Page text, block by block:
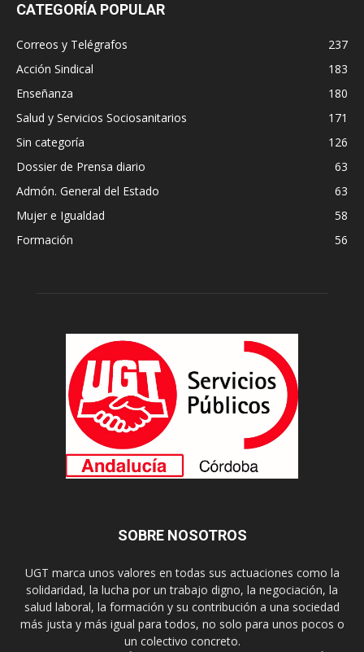
CATEGORÍA POPULAR
Correos y Telégrafos
237
Acción Sindical
183
Enseñanza
180
Salud y Servicios Sociosanitarios
171
Sin categoría
126
Dossier de Prensa diario
63
Admón. General del Estado
63
Mujer e Igualdad
58
Formación
56
SOBRE NOSOTROS
UGT marca unos valores en todas sus actuaciones como la
solidaridad, la lucha por un trabajo digno, la negociación, la
salud laboral, la formación y su contribución a una sociedad
más justa y más igual para todos, no solo para unos pocos o
un colectivo concreto.